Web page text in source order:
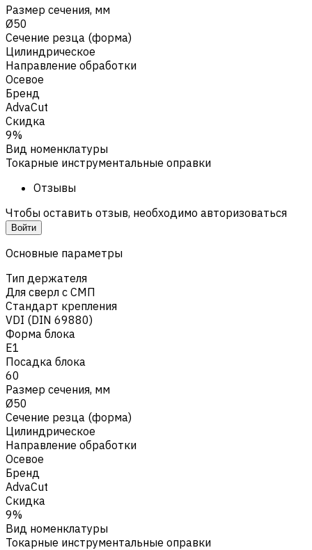
Размер сечения, мм
Ø50
Сечение резца (форма)
Цилиндрическое
Направление обработки
Осевое
Бренд
AdvaCut
Скидка
9%
Вид номенклатуры
Токарные инструментальные оправки
Отзывы
Чтобы оставить отзыв, необходимо авторизоваться
Войти
Основные параметры
Тип держателя
Для сверл с СМП
Стандарт крепления
VDI (DIN 69880)
Форма блока
E1
Посадка блока
60
Размер сечения, мм
Ø50
Сечение резца (форма)
Цилиндрическое
Направление обработки
Осевое
Бренд
AdvaCut
Скидка
9%
Вид номенклатуры
Токарные инструментальные оправки